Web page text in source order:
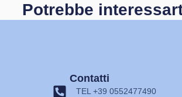
Potrebbe
Contatti
TEL +39 0552477490